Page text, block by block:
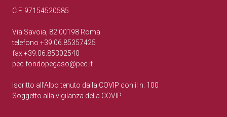
C.F. 97154520585
Via Savoia, 82 00198 Roma
telefono +39.06.85357425
fax +39.06.85302540
pec fondopegaso@pec.it
Iscritto all’Albo tenuto dalla COVIP con il n. 100
Soggetto alla vigilanza della COVIP